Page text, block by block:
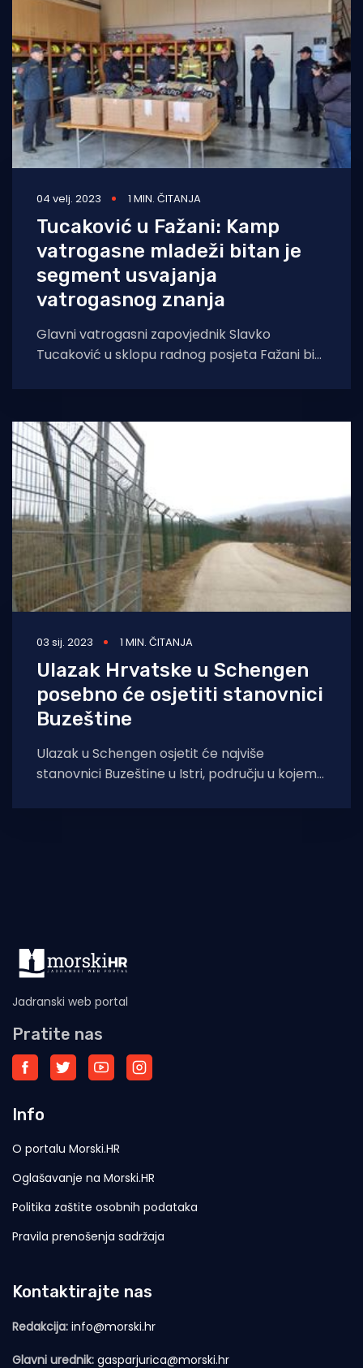
04 velj. 2023 1 MIN. ČITANJA
Tucaković u Fažani: Kamp
vatrogasne mladeži bitan je
segment usvajanja
vatrogasnog znanja
Glavni vatrogasni zapovjednik Slavko
Tucaković u sklopu radnog posjeta Fažani bio
Radomira Koraća.
03 sij. 2023 1 MIN. ČITANJA
Ulazak Hrvatske u Schengen
posebno će osjetiti stanovnici
Buzeštine
Ulazak u Schengen osjetit će najviše
stanovnici Buzeštine u Istri, području u kojemu
kretanje.
Jadranski web portal
Pratite nas
Info
O portalu Morski.HR
Oglašavanje na Morski.HR
Politika zaštite osobnih podataka
Pravila prenošenja sadržaja
Kontaktirajte nas
Redakcija: info@morski.hr
Glavni urednik: gasparjurica@morski.hr